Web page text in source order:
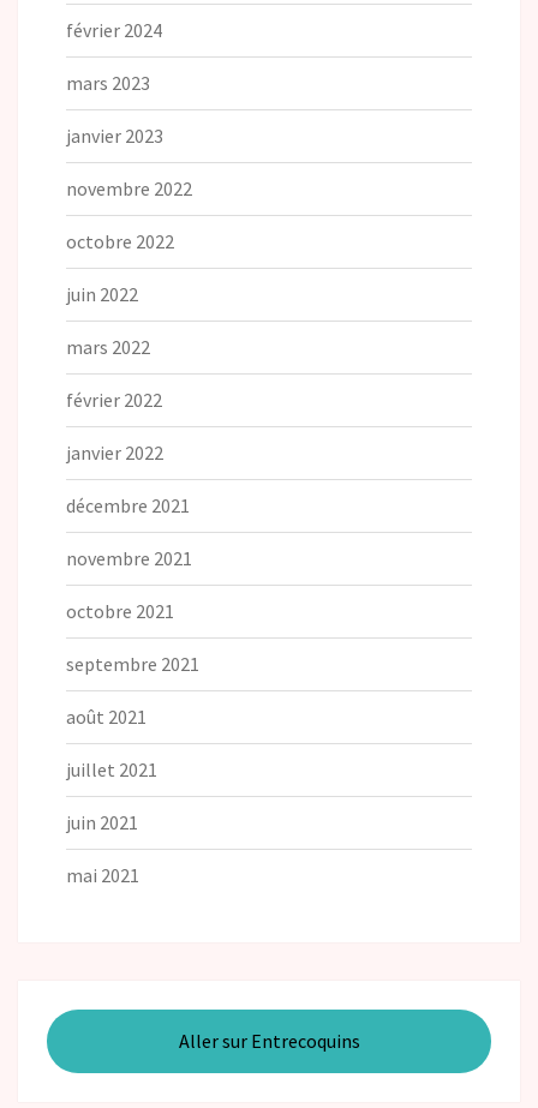
février 2024
mars 2023
janvier 2023
novembre 2022
octobre 2022
juin 2022
mars 2022
février 2022
janvier 2022
décembre 2021
novembre 2021
octobre 2021
septembre 2021
août 2021
juillet 2021
juin 2021
mai 2021
Aller sur Entrecoquins